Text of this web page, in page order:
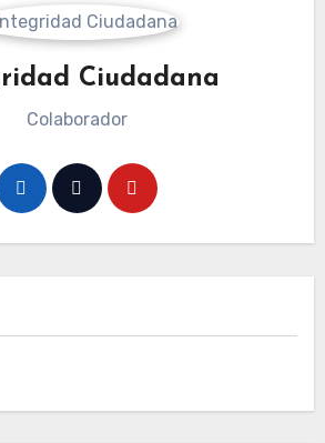
Ciudadana
Colaborador